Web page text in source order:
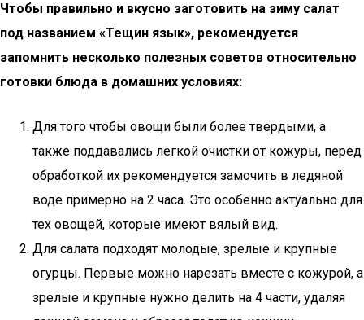
Чтобы правильно и вкусно заготовить на зиму салат
под названием «Тещин язык», рекомендуется
запомнить несколько полезных советов относительно
готовки блюда в домашних условиях:
Для того чтобы овощи были более твердыми, а
также поддавались легкой очистки от кожуры, перед
обработкой их рекомендуется замочить в ледяной
воде примерно на 2 часа. Это особенно актуально для
тех овощей, которые имеют вялый вид.
Для салата подходят молодые, зрелые и крупные
огурцы. Первые можно нарезать вместе с кожурой, а
зрелые и крупные нужно делить на 4 части, удаляя